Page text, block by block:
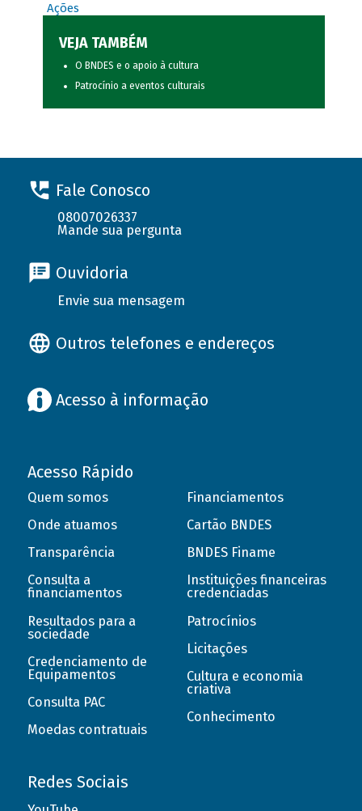
Ações
VEJA TAMBÉM
O BNDES e o apoio à cultura
Patrocínio a eventos culturais
Fale Conosco
08007026337
Mande sua pergunta
Ouvidoria
Envie sua mensagem
Outros telefones e endereços
Acesso à informação
Acesso Rápido
Quem somos
Onde atuamos
Transparência
Consulta a
financiamentos
Resultados para a
sociedade
Credenciamento de
Equipamentos
Consulta PAC
Moedas contratuais
Financiamentos
Cartão BNDES
BNDES Finame
Instituições financeiras
credenciadas
Patrocínios
Licitações
Cultura e economia
criativa
Conhecimento
Redes Sociais